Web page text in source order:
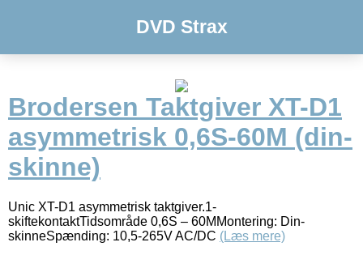
DVD Strax
Brodersen Taktgiver XT-D1
asymmetrisk 0,6S-60M (din-
skinne)
Unic XT-D1 asymmetrisk taktgiver.1-
skiftekontaktTidsområde 0,6S – 60MMontering: Din-
skinneSpænding: 10,5-265V AC/DC (Læs mere)